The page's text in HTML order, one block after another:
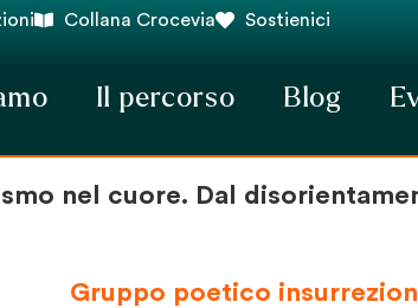
Collana Crocevia Sostienici
Il percorso Blog
nel cuore. Dal
Gruppo poetico